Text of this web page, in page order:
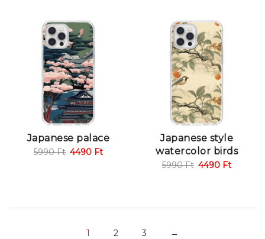
Japanese palace
5990Ft 4490 Ft
Japanese style
watercolor birds
5990Ft 4490 Ft
1 2 3 →